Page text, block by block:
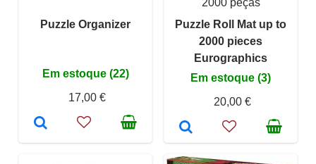
Puzzle Organizer
Em estoque (22)
17,00 €
2000 peças
Puzzle Roll Mat up to
2000 pieces
Eurographics
Em estoque (3)
20,00 €